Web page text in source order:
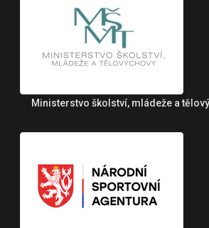
Ministerstvo školství, mládeže a